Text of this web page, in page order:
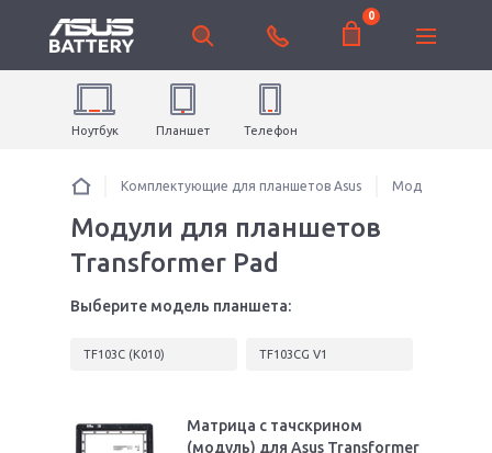
0
Ноутбук Планшет Телефон
Комплектующие для планшетов Asus Модули для
Модули для планшетов
Transformer Pad
Выберите модель планшета:
TF103C (K010) TF103CG V1
Матрица с тачскрином
(модуль) для Asus Transformer